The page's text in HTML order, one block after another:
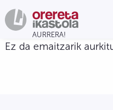
Ez da emaitzarik